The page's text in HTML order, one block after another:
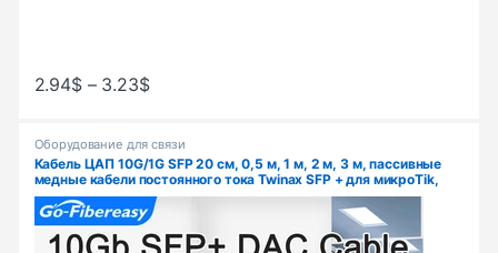
2.94$– 3.23$
Оборудование для связи
Кабель ЦАП 10G/1G SFP 20 см, 0,5 м, 1 м, 2 м, 3 м, пассивные
медные кабели постоянного тока Twinax SFP + для микроTik,
TP-Link, сетевого переключателя